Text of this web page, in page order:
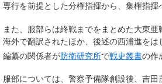
専行を前提とした分権指揮から、集権指揮
また、服部らは終戦までをまとめた大東亜
海外で翻訳されたほか、後述の西浦進をは
編纂の関係者が防衛研究所で戦史叢書の作
服部については、警察予備隊創設後、吉田